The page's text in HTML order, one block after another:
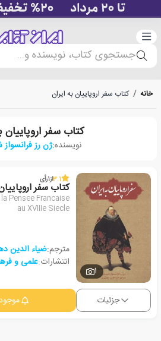
دسته‌بندی
جستجوی کتاب، نویسنده و...
خانه / کتاب سفر اروپاییان به ایران
کتاب سفر اروپاییان
نویسنده:ژن رز فرانسواز
1
3.1از1رأی
کتاب سفر
Pensee Francaise
au XVIIIe Siecle
مترجم:ضیاء الدین
انتشارات:علمی و
جزئیات